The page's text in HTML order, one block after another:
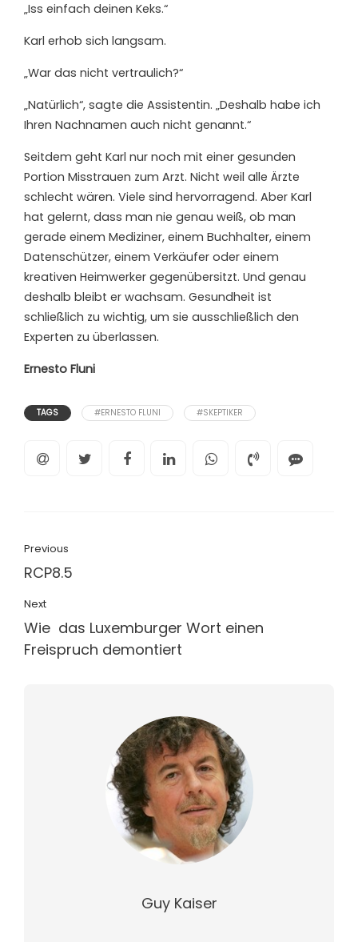
„Iss einfach deinen Keks.“
Karl erhob sich langsam.
„War das nicht vertraulich?“
„Natürlich“, sagte die Assistentin. „Deshalb habe ich
Ihren Nachnamen auch nicht genannt.“
Seitdem geht Karl nur noch mit einer gesunden
Portion Misstrauen zum Arzt. Nicht weil alle Ärzte
schlecht wären. Viele sind hervorragend. Aber Karl
hat gelernt, dass man nie genau weiß, ob man
gerade einem Mediziner, einem Buchhalter, einem
Datenschützer, einem Verkäufer oder einem
kreativen Heimwerker gegenübersitzt. Und genau
deshalb bleibt er wachsam. Gesundheit ist
schließlich zu wichtig, um sie ausschließlich den
Experten zu überlassen.
Ernesto Fluni
TAGS #ERNESTO FLUNI #SKEPTIKER
Previous
RCP8.5
Next
Wie das Luxemburger Wort einen
Freispruch demontiert
Guy Kaiser